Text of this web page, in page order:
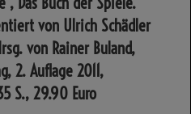
von Ulrich Schädler
von Rainer Buland,
2. Auflage 2011,
S., 29.90 Euro